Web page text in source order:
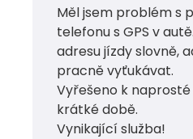
Měl jsem problém s
telefonu s GPS v
adresu jízdy slovně,
pracně vyťukávat.
Vyřešeno k
krátké době.
Vynikající služba!